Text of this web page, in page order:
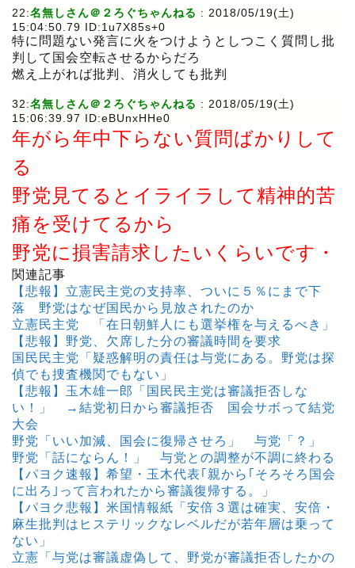
22:名無しさん＠２ろぐちゃんねる : 2018/05/19(土)
15:04:50.79 ID:1u7X85s+0
特に問題ない発言に火をつけようとしつこく質問し批
判して国会空転させるからだろ
燃え上がれば批判、消火しても批判
32:名無しさん＠２ろぐちゃんねる : 2018/05/19(土)
15:06:39.97 ID:eBUnxHHe0
年がら年中下らない質問ばかりして
る
野党見てるとイライラして精神的苦
痛を受けてるから
野党に損害請求したいくらいです・
関連記事
【悲報】立憲民主党の支持率、ついに５％にまで下
落 野党はなぜ国民から見放されたのか
立憲民主党 「在日朝鮮人にも選挙権を与えるべき」
【悲報】野党、欠席した分の審議時間を要求
国民民主党「疑惑解明の責任は与党にある。野党は探
偵でも捜査機関でもない」
【悲報】玉木雄一郎「国民民主党は審議拒否しな
い！」 →結党初日から審議拒否 国会サボって結党
大会
野党「いい加減、国会に復帰させろ」 与党「？」
野党「話にならん！」 与党との調整が不調に終わる
【パヨク速報】希望・玉木代表｢親から｢そろそろ国会
に出ろ｣って言われたから審議復帰する。」
【パヨク悲報】米国情報紙「安倍３選は確実、安倍・
麻生批判はヒステリックなレベルだが若年層は乗って
ない」
立憲「与党は審議虚偽して、野党が審議拒否したかの